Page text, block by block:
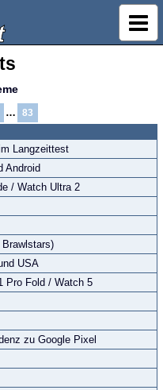
… 83
Langzeittest
Android
/ Watch Ultra 2
USA
Pro Fold / Watch 5
zu Google Pixel